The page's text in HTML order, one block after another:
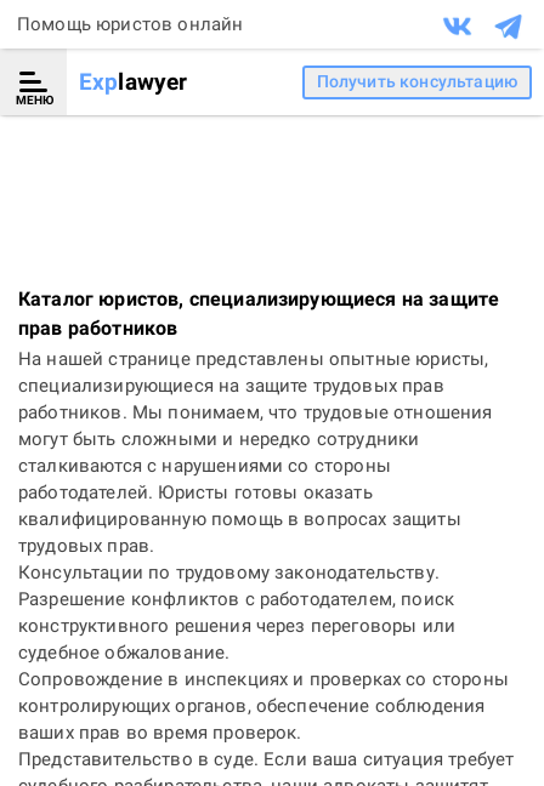
Помощь юристов онлайн
МЕНЮ
Explawyer Получить консультацию
Каталог юристов, специализирующиеся на защите
прав работников
На нашей странице представлены опытные юристы,
специализирующиеся на защите трудовых прав
работников. Мы понимаем, что трудовые отношения
могут быть сложными и нередко сотрудники
сталкиваются с нарушениями со стороны
работодателей. Юристы готовы оказать
квалифицированную помощь в вопросах защиты
трудовых прав.
Консультации по трудовому законодательству.
Разрешение конфликтов с работодателем, поиск
конструктивного решения через переговоры или
судебное обжалование.
Сопровождение в инспекциях и проверках со стороны
контролирующих органов, обеспечение соблюдения
ваших прав во время проверок.
Представительство в суде. Если ваша ситуация требует